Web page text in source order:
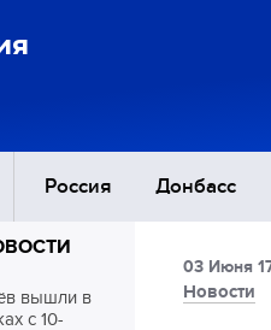
Россия Донбасс
Восток
вышли в
с 10-
03 Июня
Новости